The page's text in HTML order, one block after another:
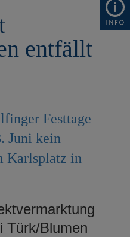
entfällt
Festtage
Juni kein
Karlsplatz in
Türk/Blumen